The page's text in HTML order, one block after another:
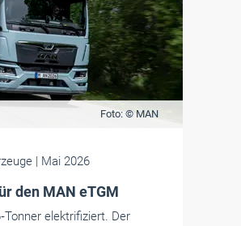
Foto: © MAN
| Mai 2026
den MAN eTGM
elektrifiziert. Der